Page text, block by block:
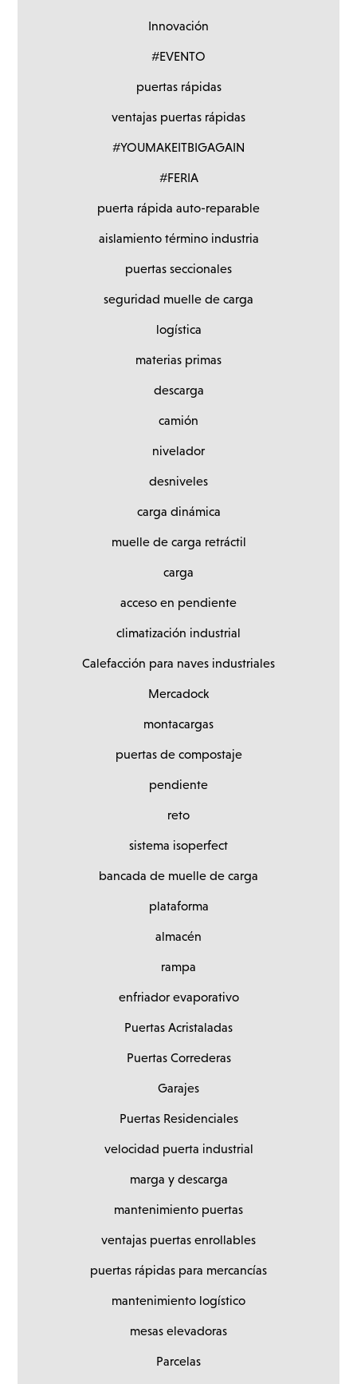
Innovación
#EVENTO
puertas rápidas
ventajas puertas rápidas
#YOUMAKEITBIGAGAIN
#FERIA
puerta rápida auto-reparable
aislamiento término industria
puertas seccionales
seguridad muelle de carga
logística
materias primas
descarga
camión
nivelador
desniveles
carga dinámica
muelle de carga retráctil
carga
acceso en pendiente
climatización industrial
Calefacción para naves industriales
Mercadock
montacargas
puertas de compostaje
pendiente
reto
sistema isoperfect
bancada de muelle de carga
plataforma
almacén
rampa
enfriador evaporativo
Puertas Acristaladas
Puertas Correderas
Garajes
Puertas Residenciales
velocidad puerta industrial
marga y descarga
mantenimiento puertas
ventajas puertas enrollables
puertas rápidas para mercancías
mantenimiento logístico
mesas elevadoras
Parcelas